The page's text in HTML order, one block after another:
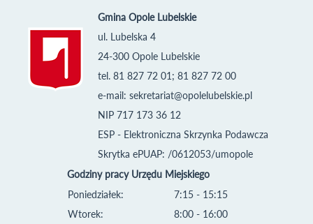
Gmina Opole Lubelskie
ul. Lubelska 4
24-300 Opole Lubelskie
tel. 81 827 72 01; 81 827 72 00
e-mail: sekretariat@opolelubelskie.pl
NIP 717 173 36 12
ESP - Elektroniczna Skrzynka Podawcza
Skrytka ePUAP: /0612053/umopole
Godziny pracy Urzędu Miejskiego
Poniedziałek:
Wtorek:
7:15 - 15:15
8:00 - 16:00